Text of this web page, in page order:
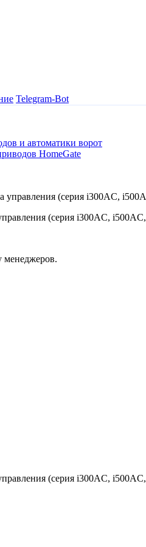
Telegram-Bot
и автоматики ворот
HomeGate
(серия i300AC,
менеджеров.
(серия i300AC,